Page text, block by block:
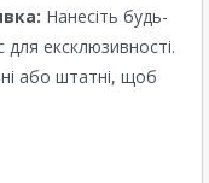
Нанесіть будь-
ексклюзивності.
або штатні, щоб